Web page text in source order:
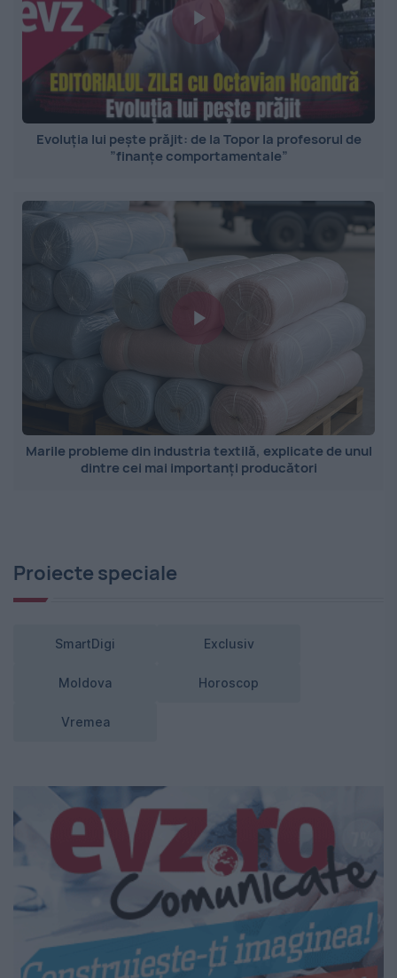
Evoluția lui pește prăjit: de la Topor la profesorul de
”finanțe comportamentale”
Marile probleme din industria textilă, explicate de unul
dintre cei mai importanți producători
Proiecte speciale
SmartDigi Exclusiv
Moldova Horoscop
Vremea